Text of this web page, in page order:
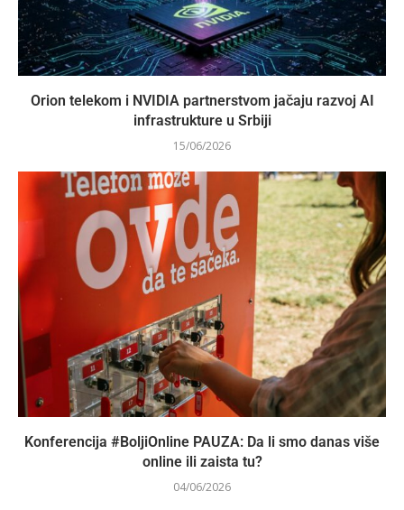
Orion telekom i NVIDIA partnerstvom jačaju razvoj AI
infrastrukture u Srbiji
15/06/2026
Konferencija #BoljiOnline PAUZA: Da li smo danas više
online ili zaista tu?
04/06/2026